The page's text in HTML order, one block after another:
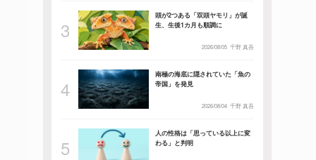
頭が2つある「双頭ヤモリ」が誕
生、生後1カ月も順調に
2026/08/05 千野 真吾
南極の海底に隠されていた「魚の
帝国」を発見
2026/08/04 千野 真吾
人の性格は「思っている以上に変
わる」と判明